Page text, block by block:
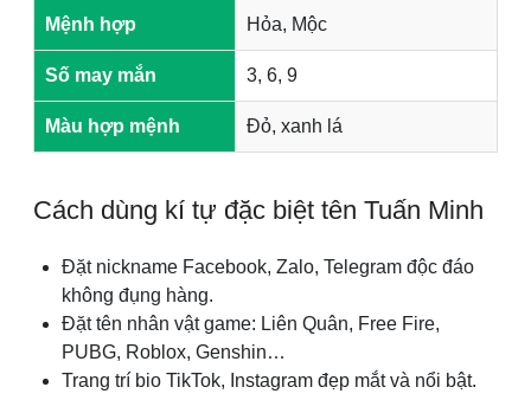
Mệnh hợp Hỏa, Mộc
Số may mắn 3, 6, 9
Màu hợp mệnh Đỏ, xanh lá
Cách dùng kí tự đặc biệt tên Tuấn Minh
Đặt nickname Facebook, Zalo, Telegram độc đáo
không đụng hàng.
Đặt tên nhân vật game: Liên Quân, Free Fire,
PUBG, Roblox, Genshin…
Trang trí bio TikTok, Instagram đẹp mắt và nổi bật.